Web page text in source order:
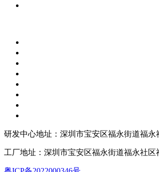
研发中心地址：深圳市宝安区福永街道福
工厂地址：深圳市宝安区福永街道福永社区